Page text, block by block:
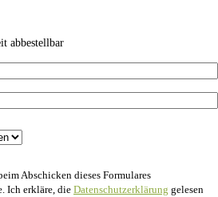
abbestellbar
Abschicken dieses Formulares
Ich erkläre, die Datenschutzerklärung gelesen